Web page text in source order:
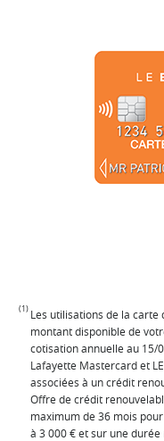
(1) Les utilisations de la
montant disponible de
cotisation annuelle au 15/
Lafayette Mastercard et
associées à un crédit
Offre de crédit
maximum de 36 mois
à 3 000 € et sur une